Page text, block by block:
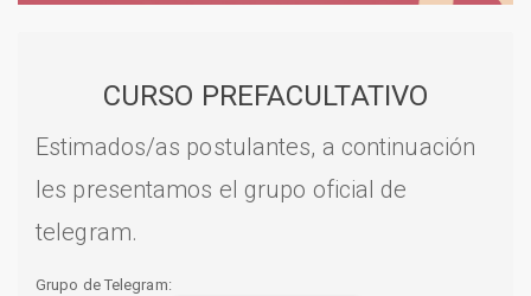
CURSO PREFACULTATIVO
Estimados/as postulantes, a continuación
les presentamos el grupo oficial de
telegram.
Grupo de Telegram: